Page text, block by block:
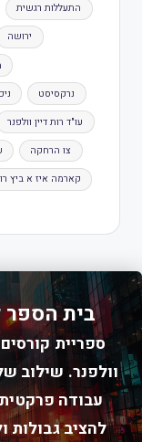
התעללות רגשית
ירושה
נרקסיסט
עו"ד רות דיין וולפנר
צו הרחקה
קארמה איז א ביץ
בית הספר
ספריית קורסים
וולפנר. שילוב
עבודה
להציב גבולות